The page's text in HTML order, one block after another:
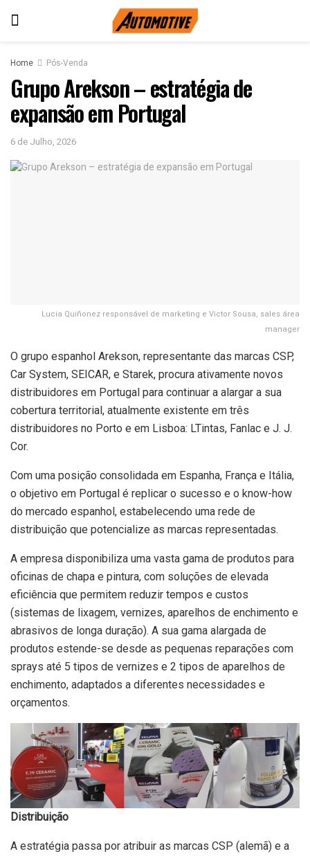
Home Pós-Venda
Grupo Arekson – estratégia de
expansão em Portugal
6 de Julho, 2026
Lucia Quiñonez responsável de marketing e Victor Sousa, sales área
manager
O grupo espanhol Arekson, representante das marcas CSP,
Car System, SEICAR, e Starek, procura ativamente novos
distribuidores em Portugal para continuar a alargar a sua
cobertura territorial, atualmente existente em três
distribuidores no Porto e em Lisboa: LTintas, Fanlac e J. J.
Cor.
Com uma posição consolidada em Espanha, França e Itália,
o objetivo em Portugal é replicar o sucesso e o know-how
do mercado espanhol, estabelecendo uma rede de
distribuição que potencialize as marcas representadas.
A empresa disponibiliza uma vasta gama de produtos para
oficinas de chapa e pintura, com soluções de elevada
eficiência que permitem reduzir tempos e custos
(sistemas de lixagem, vernizes, aparelhos de enchimento e
abrasivos de longa duração). A sua gama alargada de
produtos estende-se desde as pequenas reparações com
sprays até 5 tipos de vernizes e 2 tipos de aparelhos de
enchimento, adaptados a diferentes necessidades e
orçamentos.
Distribuição
A estratégia passa por atribuir as marcas CSP (alemã) e a